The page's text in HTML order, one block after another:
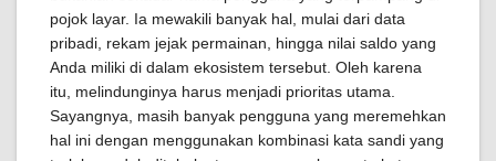
pojok layar. Ia mewakili banyak hal, mulai dari data
pribadi, rekam jejak permainan, hingga nilai saldo yang
Anda miliki di dalam ekosistem tersebut. Oleh karena
itu, melindunginya harus menjadi prioritas utama.
Sayangnya, masih banyak pengguna yang meremehkan
hal ini dengan menggunakan kombinasi kata sandi yang